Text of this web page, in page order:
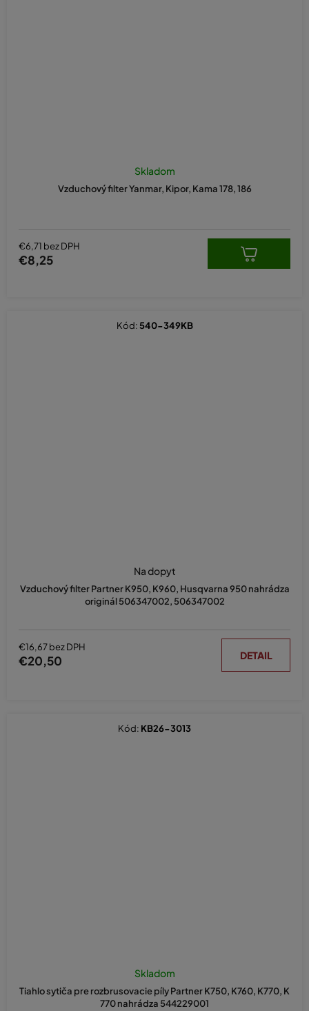
Vzduchový filter Yanmar, Kipor, Kama 178, 186
Skladom
€6,71 bez DPH
€8,25
Vzduchový filter Partner K950, K960, Husqvarna 950 nahrádza
originál 506347002, 506347002
Na dopyt
€16,67 bez DPH
€20,50 DETAIL
Kód: 540-349KB
Tiahlo sytiča pre rozbrusovacie píly Partner K750, K760, K770, K
770 nahrádza 544229001
Skladom
Kód: KB26-3013